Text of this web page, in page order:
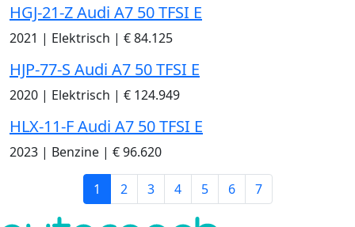
HGJ-21-Z Audi A7 50 TFSI E
2021 | Elektrisch | € 84.125
HJP-77-S Audi A7 50 TFSI E
2020 | Elektrisch | € 124.949
HLX-11-F Audi A7 50 TFSI E
2023 | Benzine | € 96.620
1 2 3 4 5 6 7